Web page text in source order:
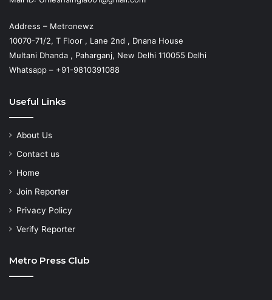
Address – Metronewz
10070-71/2, T Floor , Lane 2nd , Dnana House
Multani Dhanda , Paharganj, New Delhi 110055 Delhi
Whatsapp – +91-9810391088
Useful Links
About Us
Contact us
Home
Join Reporter
Privacy Policy
Verify Reporter
Metro Press Club